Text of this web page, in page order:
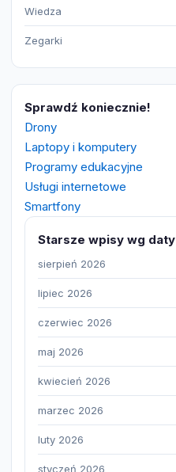
Wiedza
Zegarki
Sprawdź koniecznie!
Drony
Laptopy i komputery
Programy edukacyjne
Usługi internetowe
Smartfony
Starsze wpisy wg daty
sierpień 2026
lipiec 2026
czerwiec 2026
maj 2026
kwiecień 2026
marzec 2026
luty 2026
styczeń 2026